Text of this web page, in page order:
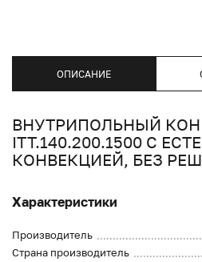
ОПИСАНИЕ
ВНУТРИПОЛЬНЫЙ
ITT.140.200.1500 С
КОНВЕКЦИЕЙ, БЕЗ
Характеристики
Производитель
Страна производитель